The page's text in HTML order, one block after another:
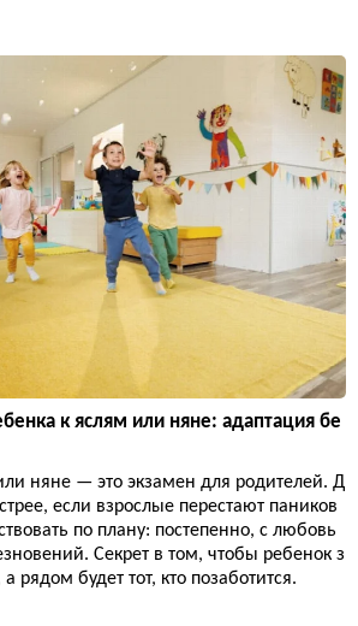
к яслям или няне: адаптация бе
няне — это экзамен для родителей. Д
если взрослые перестают паников
по плану: постепенно, с любовь
Секрет в том, чтобы ребенок з
рядом будет тот, кто позаботится.